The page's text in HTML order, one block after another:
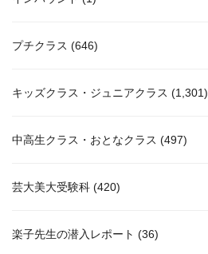
プチクラス (646)
キッズクラス・ジュニアクラス (1,301)
中高生クラス・おとなクラス (497)
芸大美大受験科 (420)
楽子先生の潜入レポート (36)